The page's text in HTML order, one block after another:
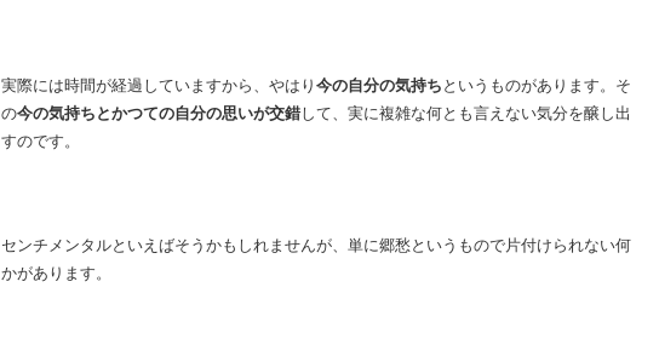
実際には時間が経過していますから、やはり今の自分の気持ちというものがあります。そ
の今の気持ちとかつての自分の思いが交錯して、実に複雑な何とも言えない気分を醸し出
すのです。
センチメンタルといえばそうかもしれませんが、単に郷愁というもので片付けられない何
かがあります。